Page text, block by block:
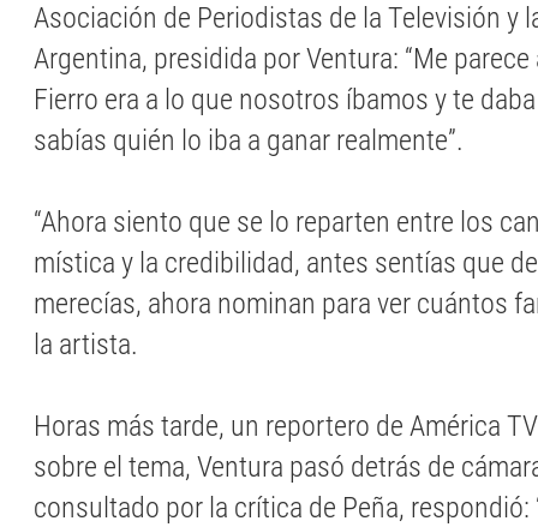
Asociación de Periodistas de la Televisión y
Argentina, presidida por Ventura: “Me
Fierro era a lo que nosotros íbamos y te
sabías quién lo iba a ganar realmente”.
“Ahora siento que se lo reparten entre los
mística y la credibilidad, antes sentías que
merecías, ahora nominan para ver cuántos
la artista.
Horas más tarde, un reportero de América
sobre el tema, Ventura pasó detrás de
consultado por la crítica de Peña, respondió: